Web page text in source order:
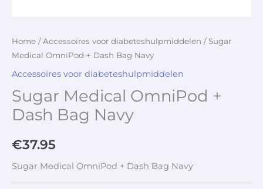
Home /Accessoires voor diabeteshulpmiddelen / Sugar
Medical OmniPod + Dash Bag Navy
Accessoires voor diabeteshulpmiddelen
Sugar Medical OmniPod +
Dash Bag Navy
€37.95
Sugar Medical OmniPod + Dash Bag Navy